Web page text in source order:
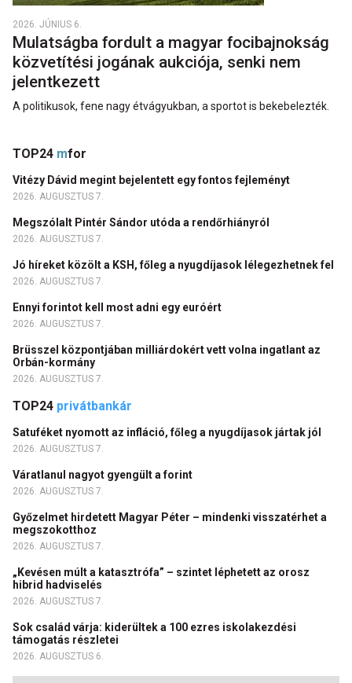
2026. JÚNIUS 6.
Mulatságba fordult a magyar focibajnokság
közvetítési jogának aukciója, senki nem
jelentkezett
A politikusok, fene nagy étvágyukban, a sportot is bekebelezték.
TOP24 mfor
Vitézy Dávid megint bejelentett egy fontos fejleményt
2026. AUGUSZTUS 7.
Megszólalt Pintér Sándor utóda a rendőrhiányról
2026. AUGUSZTUS 7.
Jó híreket közölt a KSH, főleg a nyugdíjasok lélegezhetnek fel
2026. AUGUSZTUS 7.
Ennyi forintot kell most adni egy euróért
2026. AUGUSZTUS 7.
Brüsszel központjában milliárdokért vett volna ingatlant az
Orbán-kormány
2026. AUGUSZTUS 7.
TOP24 privátbankár
Satuféket nyomott az infláció, főleg a nyugdíjasok jártak jól
2026. AUGUSZTUS 7.
Váratlanul nagyot gyengült a forint
2026. AUGUSZTUS 7.
Győzelmet hirdetett Magyar Péter – mindenki visszatérhet a
megszokotthoz
2026. AUGUSZTUS 7.
„Kevésen múlt a katasztrófa” – szintet léphetett az orosz
hibrid hadviselés
2026. AUGUSZTUS 7.
Sok család várja: kiderültek a 100 ezres iskolakezdési
támogatás részletei
2026. AUGUSZTUS 6.